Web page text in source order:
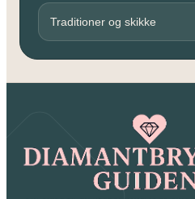
Traditioner og skikke